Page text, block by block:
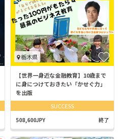
栃木県
【世界一身近な金融教育】10歳まで
に身につけておきたい「かせぐ力」
を出版
SUCCESS
508,600JPY 終了